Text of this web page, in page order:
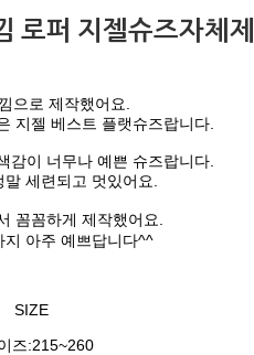
로퍼 지젤슈즈자체
으로 제작했어요.
지젤 베스트 플랫슈즈랍니다.
감이 너무나 예쁜 슈즈랍니다.
세련되고 멋있어요.
꼼꼼하게 제작했어요.
지 아주 예쁘답니다^^
SIZE
즈:215~260